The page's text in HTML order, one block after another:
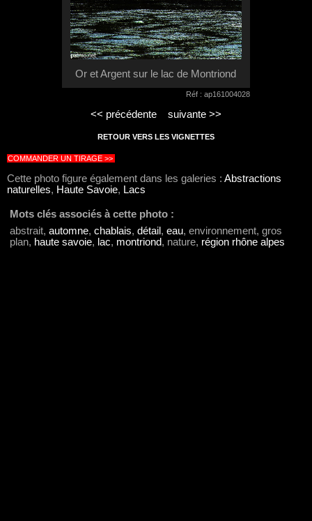
Or et Argent sur le lac de Montriond
Réf : ap161004028
<< précédente suivante >>
RETOUR VERS LES VIGNETTES
COMMANDER UN TIRAGE >>
Cette photo figure également dans les galeries : Abstractions
naturelles, Haute Savoie, Lacs
Mots clés associés à cette photo :
abstrait, automne, chablais, détail , eau, environnement, gros
plan, haute savoie, lac, montriond, nature, région rhône alpes